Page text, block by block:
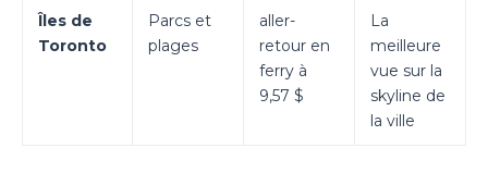
Îles de
Toronto
Parcs et
plages
aller-
retour en
ferry à
9,57 $
La
meilleure
vue sur la
skyline de
la ville